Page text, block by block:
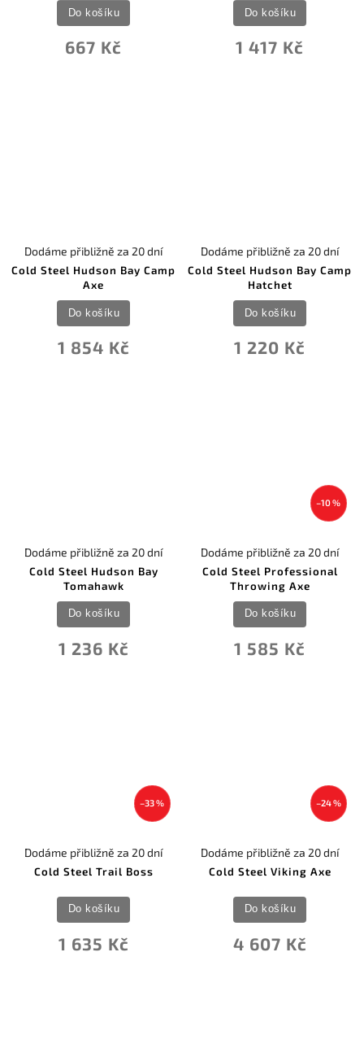
667 Kč
Do košíku
1 417 Kč
Do košíku
Cold Steel Hudson Bay Camp
Axe
Dodáme přibližně za 20 dní
1 854 Kč
Do košíku
Cold Steel Hudson Bay Camp
Hatchet
Dodáme přibližně za 20 dní
1 220 Kč
Do košíku
Cold Steel Hudson Bay
Tomahawk
Dodáme přibližně za 20 dní
1 236 Kč
Do košíku
–10 %
Cold Steel Professional
Throwing Axe
Dodáme přibližně za 20 dní
1 585 Kč
Do košíku
–33 %
Cold Steel Trail Boss
Dodáme přibližně za 20 dní
1 635 Kč
Do košíku
–24 %
Cold Steel Viking Axe
Dodáme přibližně za 20 dní
4 607 Kč
Do košíku